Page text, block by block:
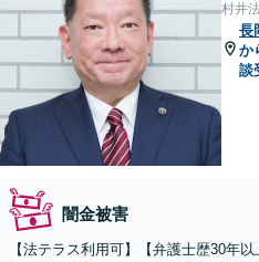
村井
長
か
談
闇金被害
【法テラス利用可】【弁護士歴30年